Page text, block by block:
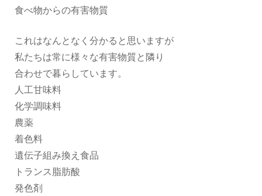
食べ物からの有害物質
これはなんとなく分かると思いますが
私たちは常に様々な有害物質と隣り
合わせで暮らしています。
人工甘味料
化学調味料
農薬
着色料
遺伝子組み換え食品
トランス脂肪酸
発色剤